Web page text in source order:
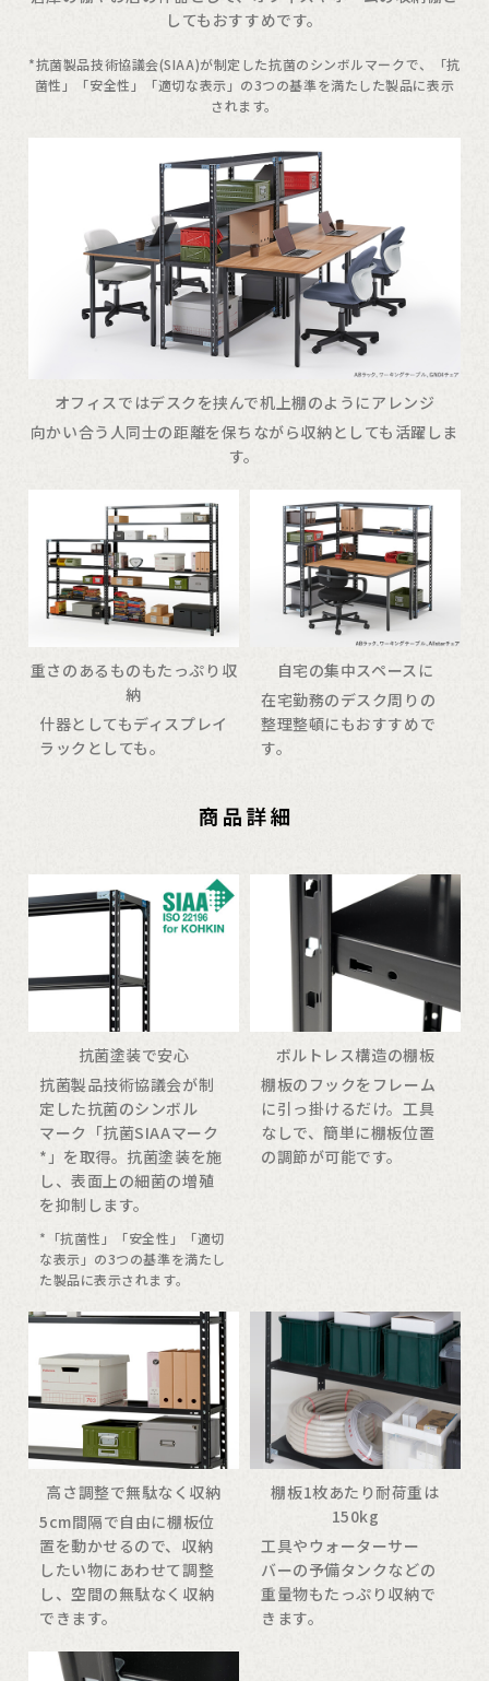
してもおすすめです。
*抗菌製品技術協議会(SIAA)が制定した抗菌のシンボルマークで、「抗
菌性」「安全性」「適切な表示」の3つの基準を満たした製品に表示
されます。
オフィスではデスクを挟んで机上棚のようにアレンジ
向かい合う人同士の距離を保ちながら収納としても活躍しま
す。
重さのあるものもたっぷり収
納
什器としてもディスプレイ
ラックとしても。
自宅の集中スペースに
在宅勤務のデスク周りの
整理整頓にもおすすめで
す。
抗菌塗装で安心
抗菌製品技術協議会が制
定した抗菌のシンボル
マーク「抗菌SIAAマーク
*」を取得。抗菌塗装を施
し、表面上の細菌の増殖
を抑制します。
*「抗菌性」「安全性」「適切
な表示」の3つの基準を満たし
た製品に表示されます。
ボルトレス構造の棚板
棚板のフックをフレーム
に引っ掛けるだけ。工具
なしで、簡単に棚板位置
の調節が可能です。
高さ調整で無駄なく収納
5cm間隔で自由に棚板位
置を動かせるので、収納
したい物にあわせて調整
し、空間の無駄なく収納
できます。
棚板1枚あたり耐荷重は
150kg
工具やウォーターサー
バーの予備タンクなどの
重量物もたっぷり収納で
きます。